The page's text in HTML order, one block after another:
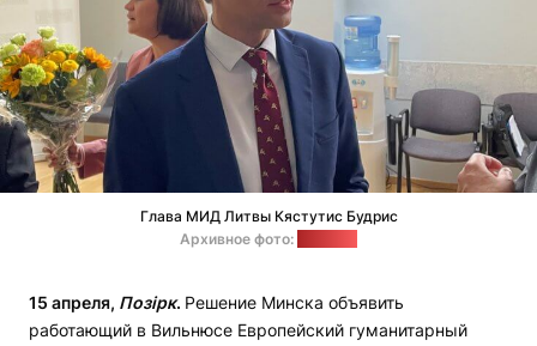
Глава МИД Литвы Кястутис Будрис
Архивное фото:
15 апреля, Позірк. Решение Минска объявить
работающий в Вильнюсе Европейский гуманитарный